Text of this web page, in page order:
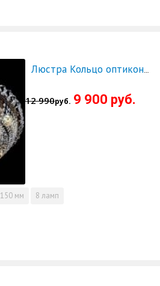
12 990руб. 9 900 руб.
150 мм 8 ламп